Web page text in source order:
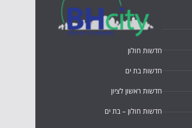
חדשות חולון
חדשות בת ים
חדשות ראשון לציון
חדשות חולון – בת ים